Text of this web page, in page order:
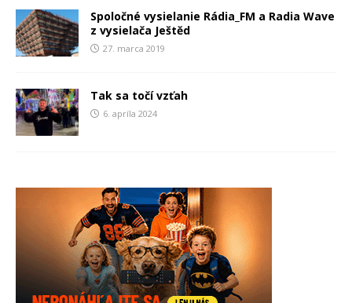
Spoločné vysielanie Rádia_FM a Radia Wave
z vysielača Ještěd
27. marca 2019
Tak sa točí vzťah
6. apríla 2024